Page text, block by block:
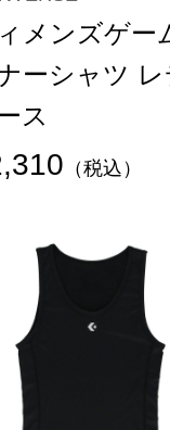
メンズゲー
ーシャツ
ス
（税込）